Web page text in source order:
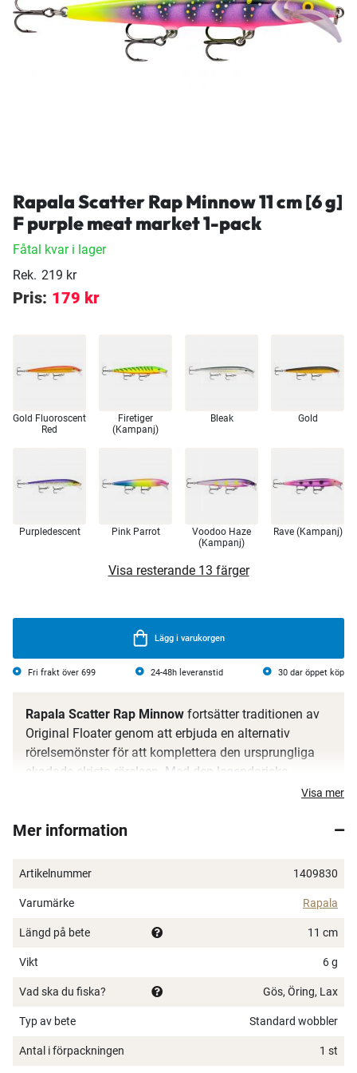
Rapala Scatter Rap Minnow 11 cm [6 g]
F purple meat market 1-pack
Fåtal kvar i lager
Rek. 219 kr
Pris: 179 kr
Gold Fluoroscent
Red
Firetiger
(Kampanj)
Bleak Gold
Purpledescent Pink Parrot
Voodoo Haze
(Kampanj)
Rave (Kampanj)
Visa resterande 13 färger
Lägg i varukorgen
Fri frakt över 699 24-48h leveranstid 30 dar öppet köp
Rapala Scatter Rap Minnow fortsätter traditionen av
Original Floater genom att erbjuda en alternativ
rörelsemönster för att komplettera den ursprungliga
skadade elrista rörelsen. Med den legendariska
svepande Scatter Rap Escaping Minnow-rörelsen.
Genomgående trådkonstruktion
Undvikande Escaping Minnow-rörelse
Flytande VMC Black Nickel Round Bend-krokar
Visa mer
Mer information
Artikelnummer 1409830
Varumärke Rapala
Längd på bete 11 cm
Vikt 6 g
Vad ska du fiska? Gös, Öring, Lax
Typ av bete Standard wobbler
Antal i förpackningen 1 st